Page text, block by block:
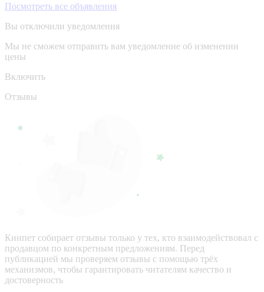
Посмотреть все объявления
Вы отключили уведомления
Мы не сможем отправить вам уведомление об изменении
цены
Включить
Отзывы
Кинпет собирает отзывы только у тех, кто взаимодействовал с
продавцом по конкретным предложениям. Перед
публикацией мы проверяем отзывы с помощью трёх
механизмов, чтобы гарантировать читателям качество и
достоверность